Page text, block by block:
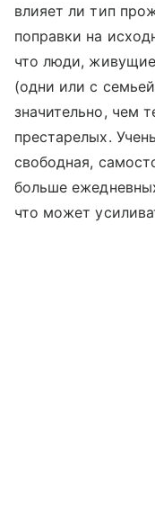
влияет ли тип
поправки на
что люди,
(одни или с
значительно, чем
престарелых.
свободная,
больше
что может